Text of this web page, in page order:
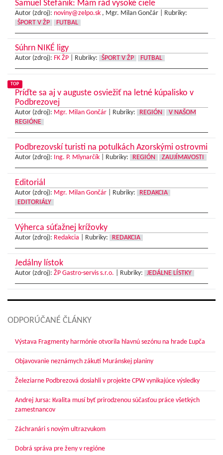
Samuel Štefánik: Mám rád vysoké ciele
Autor (zdroj): noviny@zelpo.sk , Mgr. Milan Gončár |
Rubriky:
ŠPORT V ŽP
FUTBAL
Súhrn NIKÉ ligy
Autor (zdroj): FK ŽP Rubriky: ŠPORT V ŽP FUTBAL
TOP
Príďte sa aj v auguste osviežiť na letné kúpalisko v
Podbrezovej
Autor (zdroj): Mgr. Milan Gončár Rubriky: REGIÓN
V NAŠOM
REGIÓNE
Podbrezovskí turisti na potulkách Azorskými ostrovmi
Autor (zdroj): Ing. P. Mlynarčík Rubriky: REGIÓN ZAUJÍMAVOSTI
Editoriál
Autor (zdroj): Mgr. Milan Gončár Rubriky:
REDAKCIA
EDITORIÁLY
Výherca súťažnej krížovky
Autor (zdroj): Redakcia Rubriky: REDAKCIA
Jedálny lístok
Autor (zdroj): ŽP Gastro-servis s.r.o. Rubriky: JEDÁLNE LÍSTKY
ODPORÚČANÉ ČLÁNKY
Výstava Fragmenty harmónie otvorila hlavnú sezónu na hrade Ľupča
Objavovanie neznámych zákutí Muránskej planiny
Železiarne Podbrezová dosiahli v projekte CPW vynikajúce výsledky
Andrej Jursa: Kvalita musí byť prirodzenou súčasťou práce všetkých
zamestnancov
Záchranári s novým ultrazvukom
Dobrá správa pre ženy v regióne